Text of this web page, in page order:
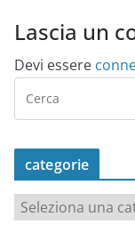
Lascia un
Devi essere
categorie